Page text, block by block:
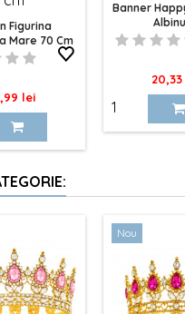
Figurina
Mare 70 Cm
lei
Banner
Pret
Nou